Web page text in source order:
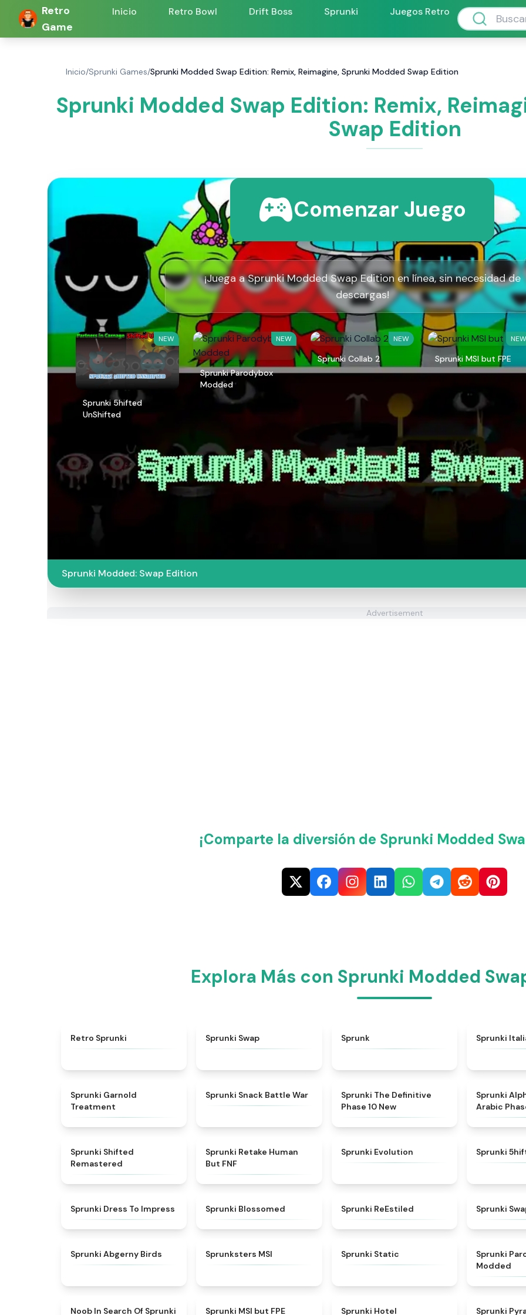
Retro
Game
Inicio Retro Bowl Drift Boss Sprunki Juegos Retro
Inicio/Sprunki Games/Sprunki Modded Swap Edition: Remix, Reimagine, Sprunki Modded Swap Edition
Sprunki Modded Swap Edition: Remix,
Swap Edition
Comenzar Juego
¡Juega a Sprunki Modded Swap Edition en línea, sin necesidad de
descargas!
NEW
Sprunki 5hifted
UnShifted
NEW
Sprunki Parodybox
Modded
NEW
Sprunki Collab 2
NEW
Sprunki MSI but FPE
Sprunki Modded: Swap Edition
Advertisement
¡Comparte la diversión de Sprunki Modded
Explora Más con Sprunki Modded
Retro Sprunki Sprunki Swap Sprunk Sprunki
Sprunki Garnold
Treatment
★
Sprunki Snack Battle War
Sprunki The Definitive
Phase 10 New
Sprunki
Arabic
Sprunki Shifted
Remastered
Sprunki Retake Human
But FNF
Sprunki Evolution Sprunki
Sprunki Dress To Impress Sprunki Blossomed Sprunki ReEstiled Sprunki
Sprunki Abgerny Birds Sprunksters MSI Sprunki Static
Sprunki
Modded
4.4
Noob In Search Of Sprunki Sprunki MSI but FPE Sprunki Hotel Sprunki